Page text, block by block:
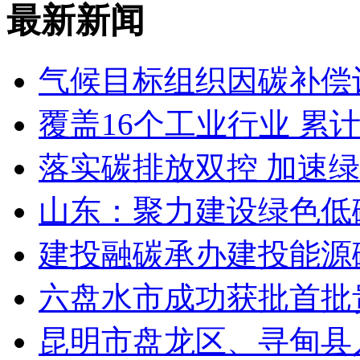
最新新闻
气候目标组织因碳补
覆盖16个工业行业 累
落实碳排放双控 加速
山东：聚力建设绿色
建投融碳承办建投能
六盘水市成功获批首
昆明市盘龙区、寻甸